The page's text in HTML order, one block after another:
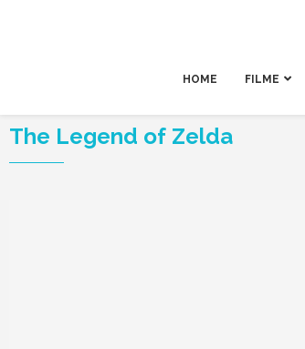
HOME FILME
The Legend of Zelda